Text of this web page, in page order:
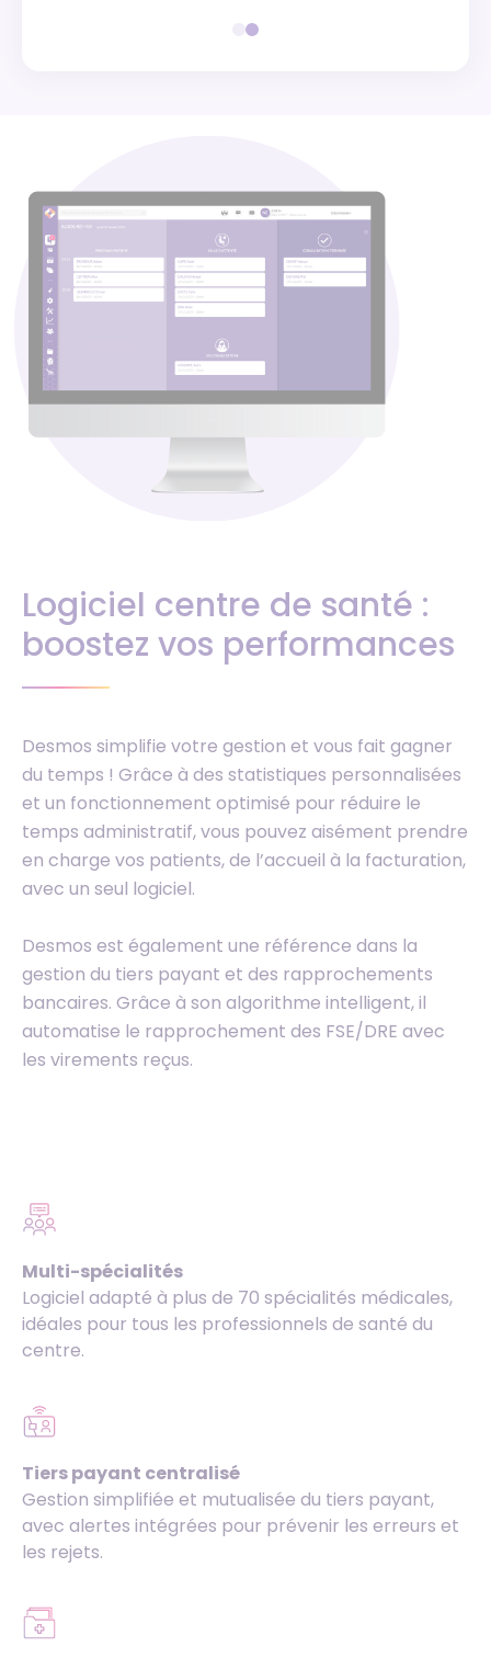
Logiciel centre de santé :
boostez vos performances
Desmos simplifie votre gestion et vous fait gagner
du temps ! Grâce à des statistiques personnalisées
et un fonctionnement optimisé pour réduire le
temps administratif, vous pouvez aisément prendre
en charge vos patients, de l’accueil à la facturation,
avec un seul logiciel.
Desmos est également une référence dans la
gestion du tiers payant et des rapprochements
bancaires. Grâce à son algorithme intelligent, il
automatise le rapprochement des FSE/DRE avec
les virements reçus.
Multi-spécialités
Logiciel adapté à plus de 70 spécialités médicales,
idéales pour tous les professionnels de santé du
centre.
Tiers payant centralisé
Gestion simplifiée et mutualisée du tiers payant,
avec alertes intégrées pour prévenir les erreurs et
les rejets.